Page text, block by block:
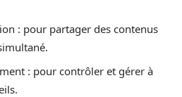
: pour partager des contenus
: pour contrôler et gérer à